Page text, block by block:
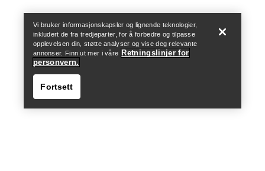
Vi bruker informasjonskapsler og lignende teknologier,
inkludert de fra tredjeparter, for å forbedre og tilpasse
opplevelsen din, støtte analyser og vise deg relevante
annonser. Finn ut mer i våre Retningslinjer for
personvern.
Fortsett